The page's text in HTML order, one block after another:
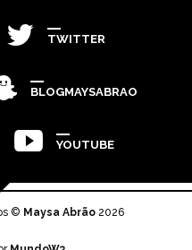
TWITTER
BLOGMAYSABRAO
YOUTUBE
© Maysa Abrão 2026